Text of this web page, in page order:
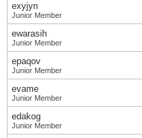
exyjyn
Junior Member
ewarasih
Junior Member
epaqov
Junior Member
evame
Junior Member
edakog
Junior Member